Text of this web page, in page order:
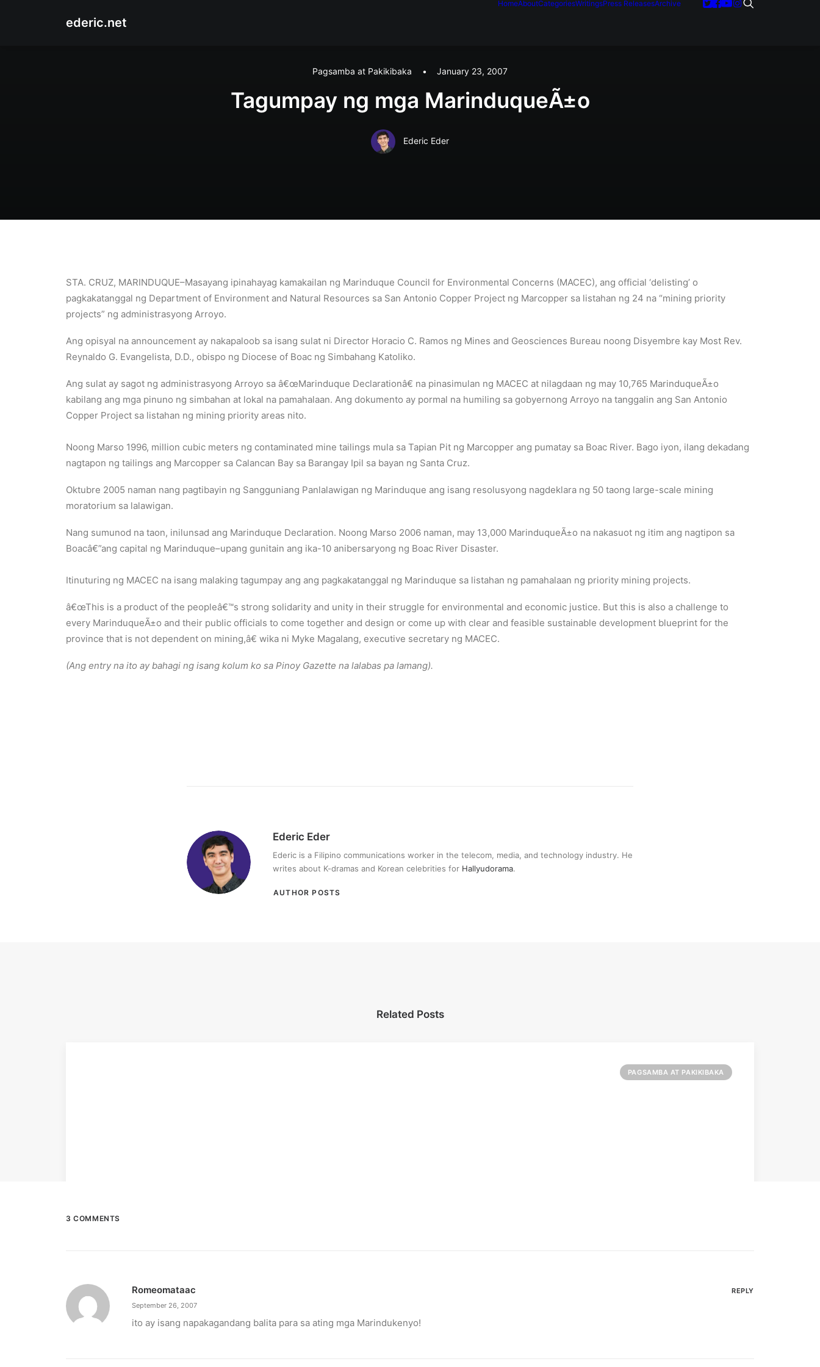
ederic.net
HomeAboutCategoriesWritingsPress ReleasesArchive
Pagsamba at Pakikibaka • January 23, 2007
Tagumpay ng mga MarinduqueÃ±o
Ederic Eder
STA. CRUZ, MARINDUQUE–Masayang ipinahayag kamakailan ng Marinduque Council for Environmental Concerns (MACEC), ang official ‘delisting’ o
pagkakatanggal ng Department of Environment and Natural Resources sa San Antonio Copper Project ng Marcopper sa listahan ng 24 na “mining priority
projects” ng administrasyong Arroyo.
Ang opisyal na announcement ay nakapaloob sa isang sulat ni Director Horacio C. Ramos ng Mines and Geosciences Bureau noong Disyembre kay Most Rev.
Reynaldo G. Evangelista, D.D., obispo ng Diocese of Boac ng Simbahang Katoliko.
Ang sulat ay sagot ng administrasyong Arroyo sa â€œMarinduque Declarationâ€ na pinasimulan ng MACEC at nilagdaan ng may 10,765 MarinduqueÃ±o
kabilang ang mga pinuno ng simbahan at lokal na pamahalaan. Ang dokumento ay pormal na humiling sa gobyernong Arroyo na tanggalin ang San Antonio
Copper Project sa listahan ng mining priority areas nito.
Noong Marso 1996, million cubic meters ng contaminated mine tailings mula sa Tapian Pit ng Marcopper ang pumatay sa Boac River. Bago iyon, ilang dekadang
nagtapon ng tailings ang Marcopper sa Calancan Bay sa Barangay Ipil sa bayan ng Santa Cruz.
Oktubre 2005 naman nang pagtibayin ng Sangguniang Panlalawigan ng Marinduque ang isang resolusyong nagdeklara ng 50 taong large-scale mining
moratorium sa lalawigan.
Nang sumunod na taon, inilunsad ang Marinduque Declaration. Noong Marso 2006 naman, may 13,000 MarinduqueÃ±o na nakasuot ng itim ang nagtipon sa
Boacâ€”ang capital ng Marinduque–upang gunitain ang ika-10 anibersaryong ng Boac River Disaster.
Itinuturing ng MACEC na isang malaking tagumpay ang ang pagkakatanggal ng Marinduque sa listahan ng pamahalaan ng priority mining projects.
â€œThis is a product of the peopleâ€™s strong solidarity and unity in their struggle for environmental and economic justice. But this is also a challenge to
every MarinduqueÃ±o and their public officials to come together and design or come up with clear and feasible sustainable development blueprint for the
province that is not dependent on mining,â€ wika ni Myke Magalang, executive secretary ng MACEC.
(Ang entry na ito ay bahagi ng isang kolum ko sa Pinoy Gazette na lalabas pa lamang).
Ederic Eder
Ederic is a Filipino communications worker in the telecom, media, and technology industry. He
writes about K-dramas and Korean celebrities for Hallyudorama.
AUTHOR POSTS
Related Posts
PAGSAMBA AT PAKIKIBAKA
3 COMMENTS
Romeomataac
September 26, 2007
ito ay isang napakagandang balita para sa ating mga Marindukenyo!
REPLY